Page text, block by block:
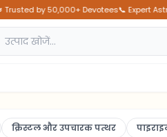
by 50,000+ Devotees📞 Expert
क्रिस्टल और उपचारक पत्थर